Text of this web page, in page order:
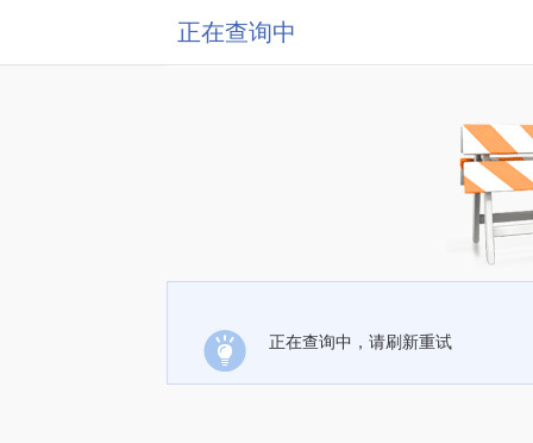
正在查询中
正在查询中，请刷新重试